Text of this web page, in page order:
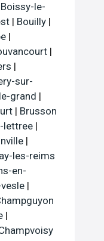
Boissy-le-
| Bouilly |
|
|
|
sur-
grand |
| Brusson
lettree |
|
les-reims
en-
|
|